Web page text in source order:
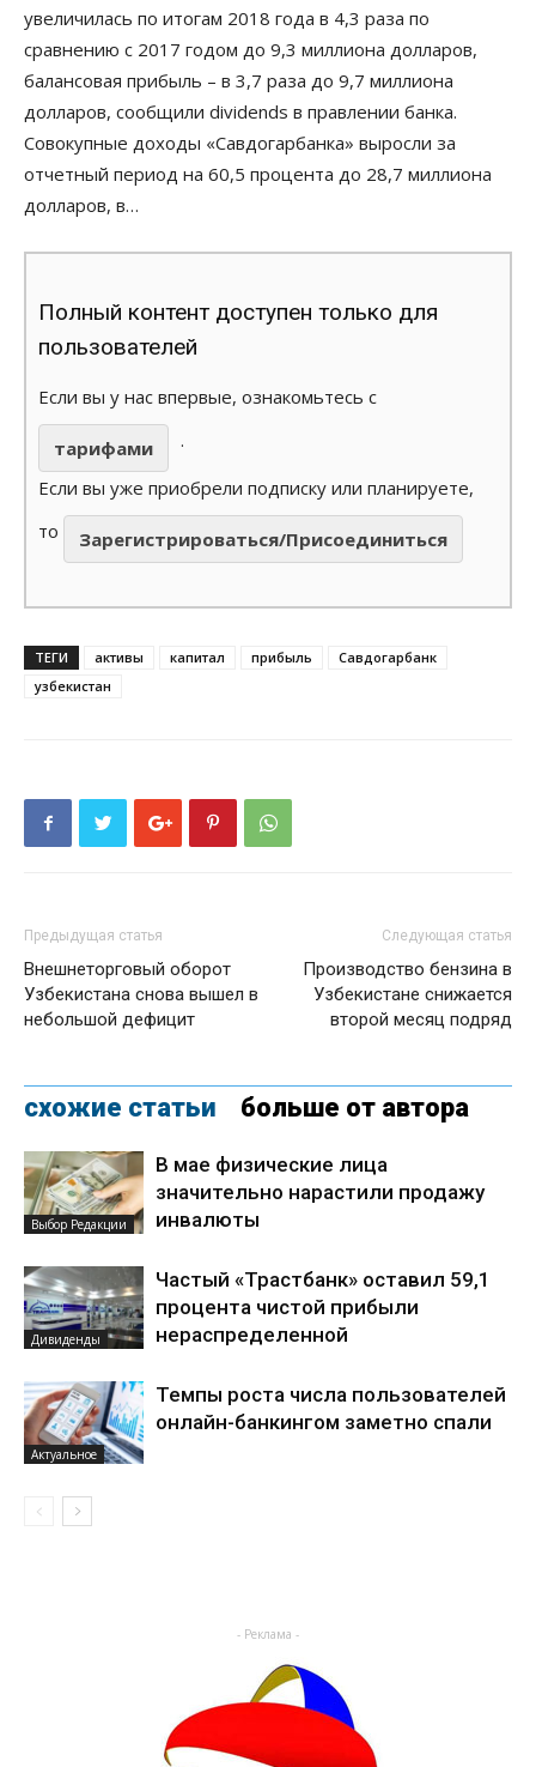
увеличилась по итогам 2018 года в 4,3 раза по
сравнению с 2017 годом до 9,3 миллиона долларов,
балансовая прибыль – в 3,7 раза до 9,7 миллиона
долларов, сообщили dividends в правлении банка.
Совокупные доходы «Савдогарбанка» выросли за
отчетный период на 60,5 процента до 28,7 миллиона
долларов, в…
Полный контент доступен только для
пользователей
Если вы у нас впервые, ознакомьтесь с
тарифами
.
Если вы уже приобрели подписку или планируете,
то
Зарегистрироваться/Присоединиться
ТЕГИ активы капитал прибыль
Савдогарбанк
узбекистан
Предыдущая статья
Внешнеторговый оборот
Узбекистана снова вышел в
небольшой дефицит
Следующая статья
Производство бензина в
Узбекистане снижается
второй месяц подряд
схожие статьи больше от автора
Выбор Редакции
В мае физические лица
значительно нарастили продажу
инвалюты
Дивиденды
Частый «Трастбанк» оставил 59,1
процента чистой прибыли
нераспределенной
Актуальное
Темпы роста числа пользователей
онлайн-банкингом заметно спали
- Реклама -